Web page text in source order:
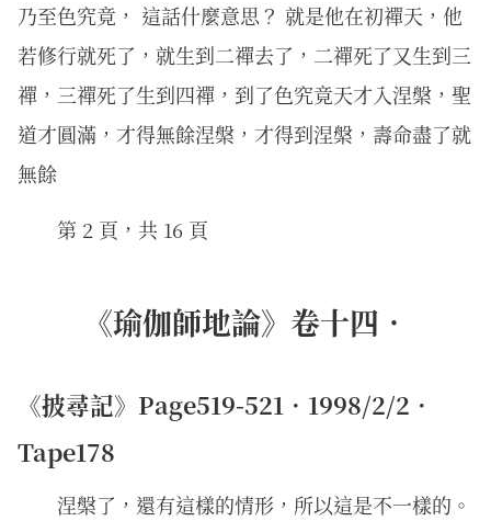
乃至色究竟， 這話什麼意思？ 就是他在初禪天，他
若修行就死了，就生到二禪去了，二禪死了又生到三
禪，三禪死了生到四禪，到了色究竟天才入涅槃，聖
道才圓滿，才得無餘涅槃，才得到涅槃，壽命盡了就
無餘
第 2 頁，共 16 頁
《瑜伽師地論》卷十四．
《披尋記》Page519-521．1998/2/2．
Tape178
涅槃了，還有這樣的情形，所以這是不一樣的。